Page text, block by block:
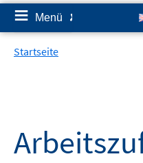
≡ Menü ✘
Startseite